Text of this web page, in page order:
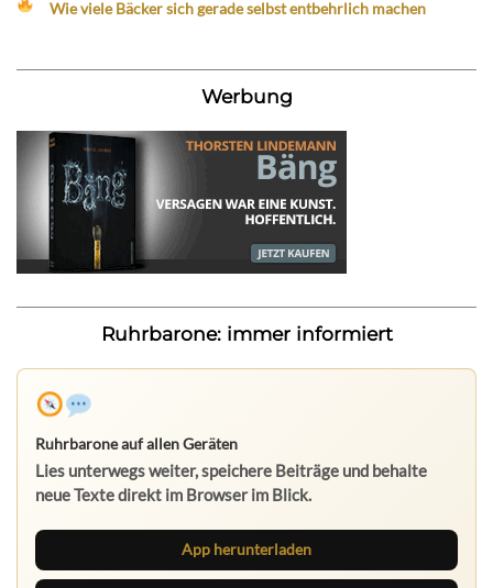
Wie viele Bäcker sich gerade selbst entbehrlich machen
Werbung
Ruhrbarone: immer informiert
Ruhrbarone auf allen Geräten
Lies unterwegs weiter, speichere Beiträge und behalte
neue Texte direkt im Browser im Blick.
App herunterladen